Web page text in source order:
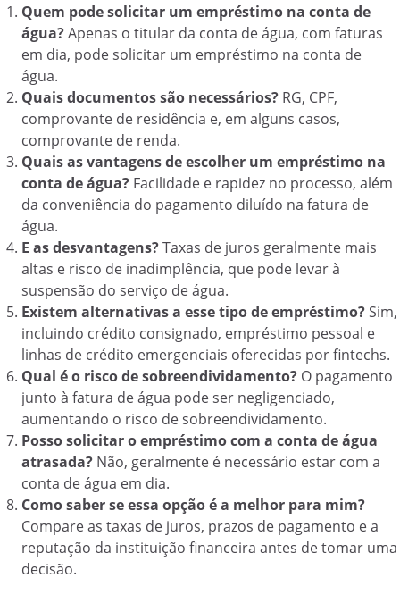
Quem pode solicitar um empréstimo na conta de
água?Apenas o titular da conta de água, com faturas
em dia, pode solicitar um empréstimo na conta de
água.
Quais documentos são necessários? RG, CPF,
comprovante de residência e, em alguns casos,
comprovante de renda.
Quais as vantagens de escolher um empréstimo na
conta de água? Facilidade e rapidez no processo, além
da conveniência do pagamento diluído na fatura de
água.
E as desvantagens?Taxas de juros geralmente mais
altas e risco de inadimplência, que pode levar à
suspensão do serviço de água.
Existem alternativas a esse tipo de empréstimo?Sim,
incluindo crédito consignado, empréstimo pessoal e
linhas de crédito emergenciais oferecidas por fintechs.
Qual é o risco de sobreendividamento? O pagamento
junto à fatura de água pode ser negligenciado,
aumentando o risco de sobreendividamento.
Posso solicitar o empréstimo com a conta de água
atrasada? Não, geralmente é necessário estar com a
conta de água em dia.
Como saber se essa opção é a melhor para mim?
Compare as taxas de juros, prazos de pagamento e a
reputação da instituição financeira antes de tomar uma
decisão.